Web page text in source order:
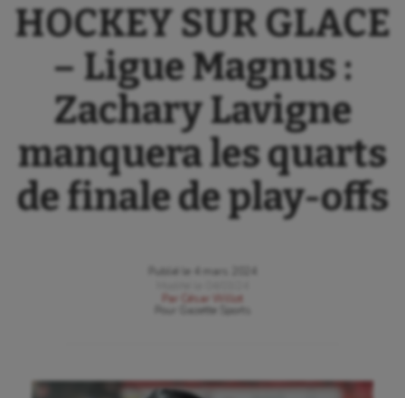
HOCKEY SUR GLACE
– Ligue Magnus :
Zachary Lavigne
manquera les quarts
de finale de play-offs
Publié le
4 mars 2024
Par
César Willot
Gazette Sports